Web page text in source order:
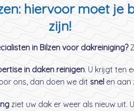
hiervoor moet je
zijn!
in Bilzen voor dakreiniging?
in daken reinigen. U krijgt ten
ons, dan doen we dit snel en aan
ziet uw dak er weer als nieuw uit.